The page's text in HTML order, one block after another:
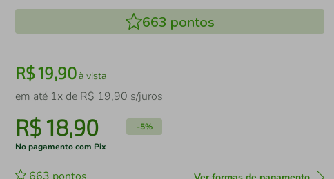
663 pontos
R$19,90à vista
em até 1x de R$ 19,90 s/juros
R$18,90 -5%
No pagamento com Pix